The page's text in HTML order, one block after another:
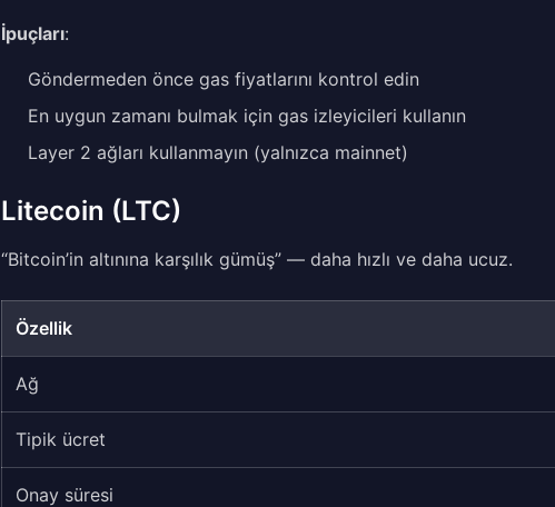
İpuçları:
Göndermeden önce gas fiyatlarını kontrol edin
En uygun zamanı bulmak için gas izleyicileri kullanın
Layer 2 ağları kullanmayın (yalnızca mainnet)
Litecoin (LTC)
“Bitcoin’in altınına karşılık gümüş” — daha hızlı ve daha ucuz.
Özellik
Ağ
Tipik ücret
Onay süresi